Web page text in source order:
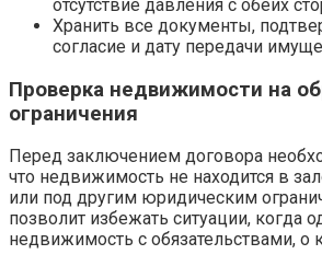
отсутствие давления с обеих
Хранить все документы,
согласие и дату передачи
Проверка недвижимости на
ограничения
Перед заключением договора
что недвижимость не находится в
или под другим юридическим
позволит избежать ситуации, когда
недвижимость с обязательствами, о